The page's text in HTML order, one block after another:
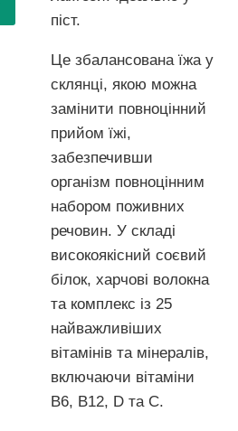
піст.
Це збалансована їжа у
склянці, якою можна
замінити повноцінний
прийом їжі,
забезпечивши
організм повноцінним
набором поживних
речовин. У складі
високоякісний соєвий
білок, харчові волокна
та комплекс із 25
найважливіших
вітамінів та мінералів,
включаючи вітаміни
B6, B12, D та C.